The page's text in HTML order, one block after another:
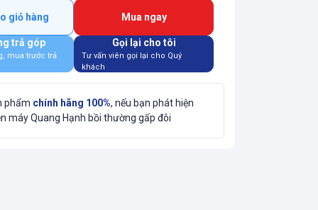
giỏ hàng Mua ngay
trả góp
mua trước trả
Gọi lại cho tôi
Tư vấn viên gọi lại cho Quý
khách
phẩm chính hãng 100%, nếu bạn phát hiện
máy Quang Hạnh bồi thường gấp đôi